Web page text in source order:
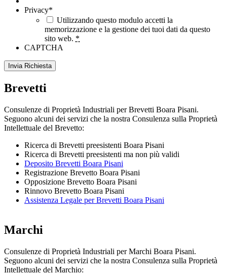
Privacy*
Utilizzando questo modulo accetti la
memorizzazione e la gestione dei tuoi dati da questo
sito web. *
CAPTCHA
Brevetti
Consulenze di Proprietà Industriali per Brevetti Boara Pisani.
Seguono alcuni dei servizi che la nostra Consulenza sulla Proprietà
Intellettuale del Brevetto:
Ricerca di Brevetti preesistenti Boara Pisani
Ricerca di Brevetti preesistenti ma non più validi
Deposito Brevetti Boara Pisani
Registrazione Brevetto Boara Pisani
Opposizione Brevetto Boara Pisani
Rinnovo Brevetto Boara Pisani
Assistenza Legale per Brevetti Boara Pisani
Marchi
Consulenze di Proprietà Industriali per Marchi Boara Pisani.
Seguono alcuni dei servizi che la nostra Consulenza sulla Proprietà
Intellettuale del Marchio: